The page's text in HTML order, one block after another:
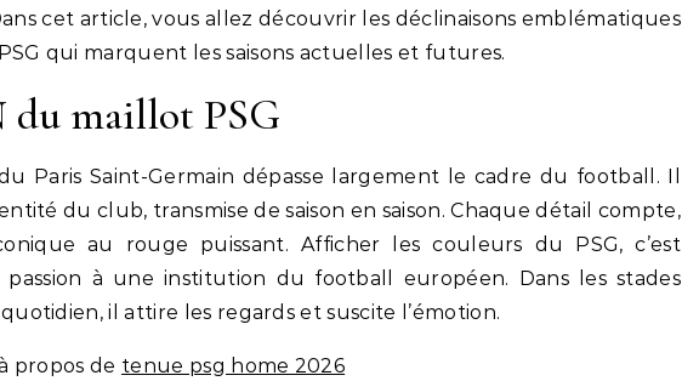
cet article, vous allez découvrir les déclinaisons emblématiques
qui marquent les saisons actuelles et futures.
du maillot PSG
Paris Saint-Germain dépasse largement le cadre du football. Il
du club, transmise de saison en saison. Chaque détail compte,
au rouge puissant. Afficher les couleurs du PSG, c’est
passion à une institution du football européen. Dans les stades
il attire les regards et suscite l’émotion.
propos de tenue psg home 2026